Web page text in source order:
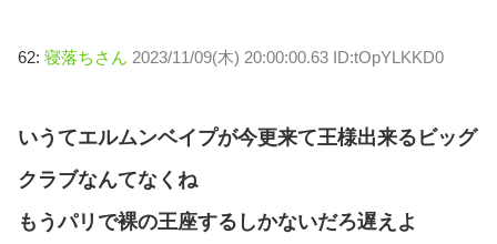
62: 寝落ちさん 2023/11/09(木) 20:00:00.63 ID:tOpYLKKD0
いうてエルムンベイプが今更来て王様出来るビッグ
クラブなんてなくね
もうパリで裸の王座するしかないだろ遅えよ